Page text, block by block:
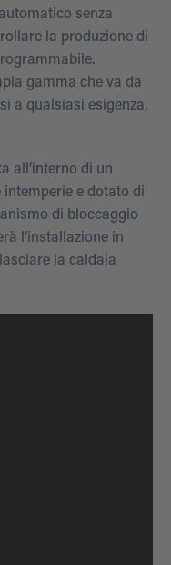
senza
la produzione di
gamma che va da
a qualsiasi esigenza,
all’interno di un
e dotato di
di bloccaggio
l’installazione in
la caldaia